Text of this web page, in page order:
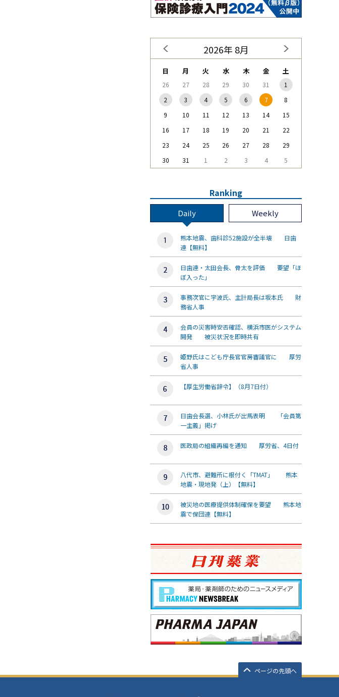
2026年 8月
日 月 火 水 木 金 土
26 27 28 29 30 31
1
2
3 4 5 6 7
8
9
10 11 12 13 14
15
16
17 18 19 20 21
22
23
24 25 26 27 28
29
30
31 1 2 3 4 5
Ranking
Daily Weekly
熊本地震、歯科診52施設が全半壊 日歯
連【無料】
日歯連・太田会長、骨太を評価 要望「ほ
ぼ入った」
事務次官に宇波氏、主計局長は坂本氏 財
務省人事
会員の災害時安否確認、横浜市医がシステム
開発 被災状況を即時共有
姫野氏はこども庁長官官房審議官に 厚労
省人事
【厚生労働省辞令】（8月7日付）
日歯会長選、小林氏が出馬表明 「会員第
一主義」掲げ
医政局の組織再編を通知 厚労省、4日付
八代市、避難所に根付く「TMAT」 熊本
地震・現地発（上）【無料】
被災地の医療提供体制確保を要望 熊本地
震で保団連【無料】
ページの先頭へ